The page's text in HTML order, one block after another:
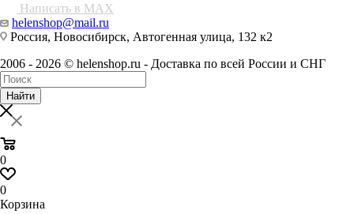
Написать в MAX
helenshop@mail.ru
Россия, Новосибирск, Автогенная улица, 132 к2
2006 - 2026 © helenshop.ru - Доставка по всей России и СНГ
Найти
0
0
Корзина